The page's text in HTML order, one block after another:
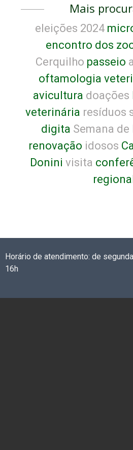
Mais
eleições 2024
encontro dos
Cerquilho passeio
oftamologia
avicultura doações
veterinária resíduos
digita Semana
renovação idosos
Donini visita
Horário de atendimento: de
16h